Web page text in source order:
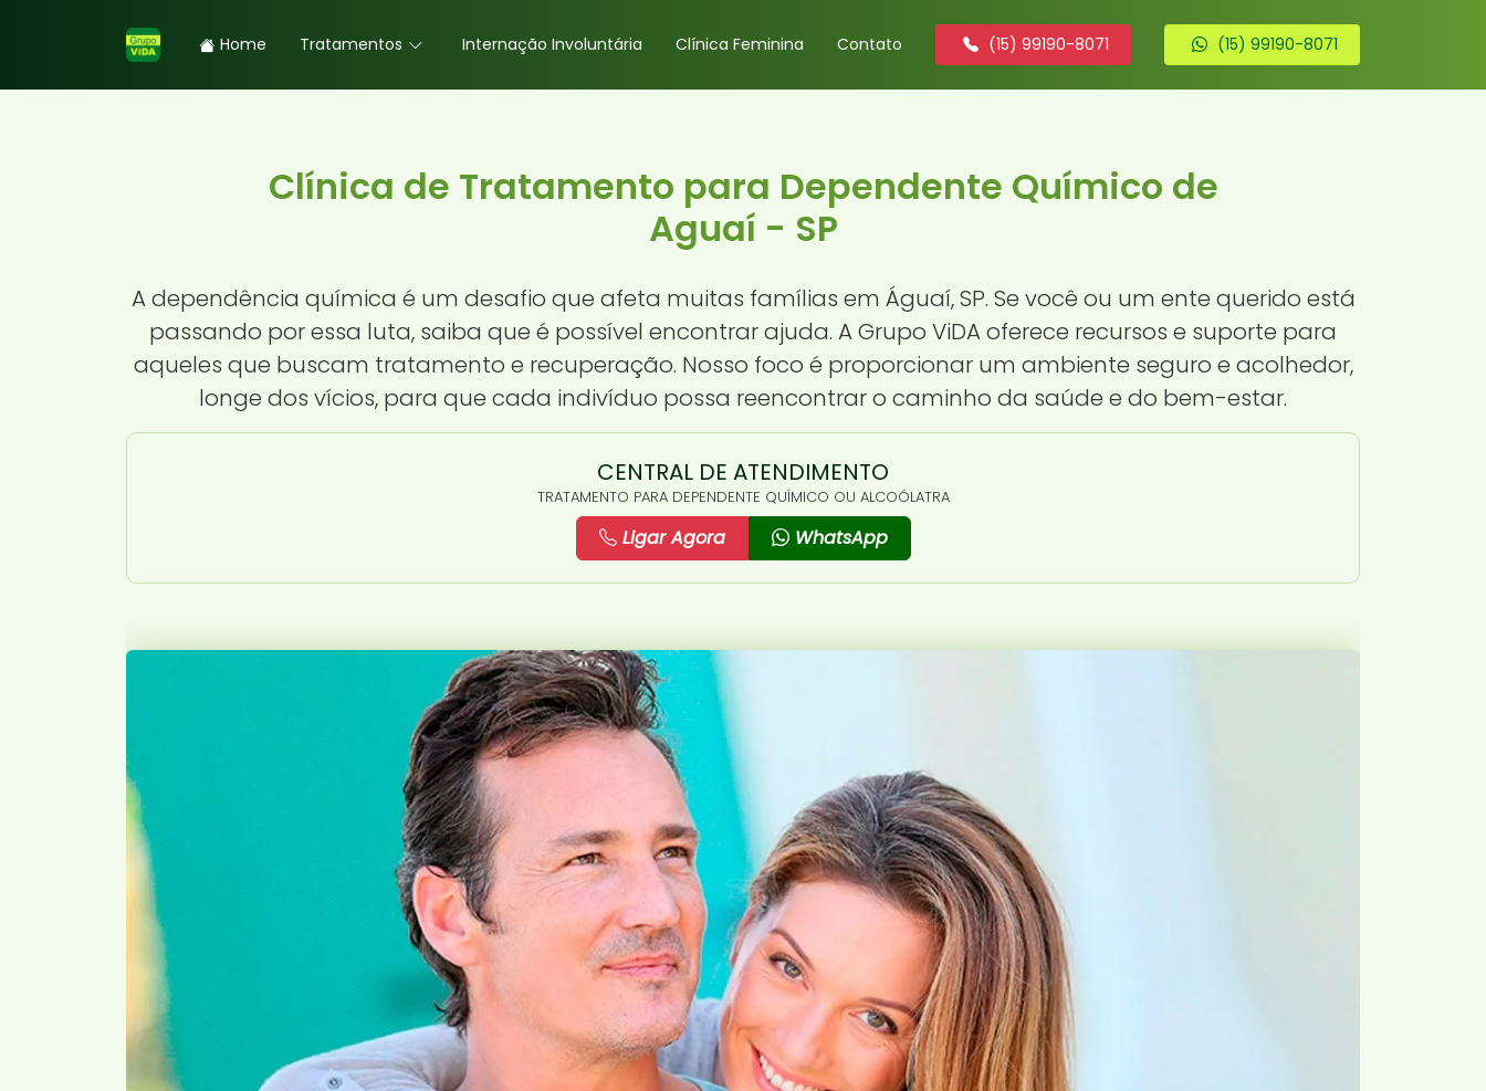
Home Tratamentos Internação Involuntária Clínica Feminina Contato (15) 99190-8071 (15) 99190-8071
Clínica de Tratamento para Dependente Químico de
Aguaí - SP
A dependência química é um desafio que afeta muitas famílias em Águaí, SP. Se você ou um ente querido está
passando por essa luta, saiba que é possível encontrar ajuda. A Grupo ViDA oferece recursos e suporte para
aqueles que buscam tratamento e recuperação. Nosso foco é proporcionar um ambiente seguro e acolhedor,
longe dos vícios, para que cada indivíduo possa reencontrar o caminho da saúde e do bem-estar.
CENTRAL DE ATENDIMENTO
TRATAMENTO PARA DEPENDENTE QUÍMICO OU ALCOÓLATRA
Ligar Agora WhatsApp